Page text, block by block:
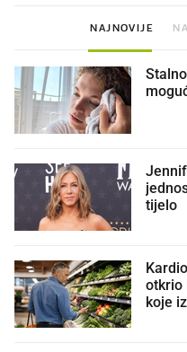
NAJNOVIJE
tijelo
otkrio
koje